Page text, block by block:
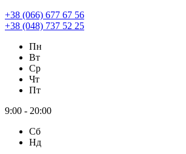
+38 (066) 677 67 56
+38 (048) 737 52 25
Пн
Вт
Ср
Чт
Пт
9:00 - 20:00
Сб
Нд